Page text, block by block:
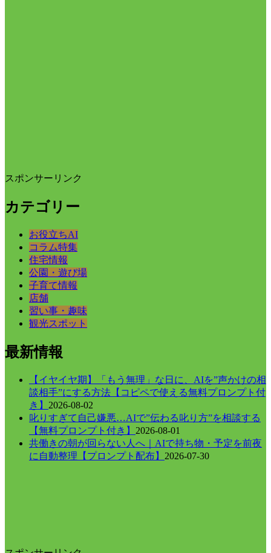
スポンサーリンク
カテゴリー
お役立ちAI
コラム特集
住宅情報
公園・遊び場
子育て情報
店舗
習い事・趣味
観光スポット
最新情報
【イヤイヤ期】「もう無理」な日に、AIを”声かけの相
談相手”にする方法【コピペで使える無料プロンプト付
き】 2026-08-02
叱りすぎて自己嫌悪…AIで”伝わる叱り方”を相談する
【無料プロンプト付き】 2026-08-01
共働きの朝が回らない人へ｜AIで持ち物・予定を前夜
に自動整理【プロンプト配布】 2026-07-30